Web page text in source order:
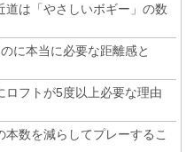
は「やさしいボギー」の数
本当に必要な距離感と
フトが5度以上必要な理由
数を減らしてプレーするこ